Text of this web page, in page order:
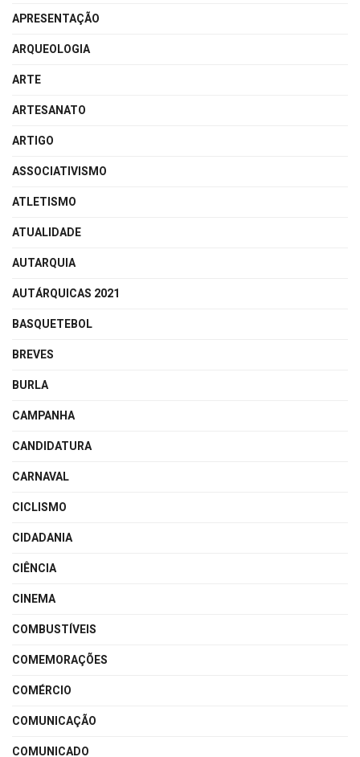
APRESENTAÇÃO
ARQUEOLOGIA
ARTE
ARTESANATO
ARTIGO
ASSOCIATIVISMO
ATLETISMO
ATUALIDADE
AUTARQUIA
AUTÁRQUICAS 2021
BASQUETEBOL
BREVES
BURLA
CAMPANHA
CANDIDATURA
CARNAVAL
CICLISMO
CIDADANIA
CIÊNCIA
CINEMA
COMBUSTÍVEIS
COMEMORAÇÕES
COMÉRCIO
COMUNICAÇÃO
COMUNICADO